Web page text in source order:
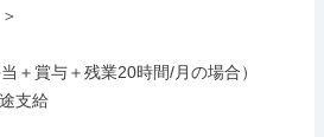
＋賞与＋残業20時間/月の場合）
支給